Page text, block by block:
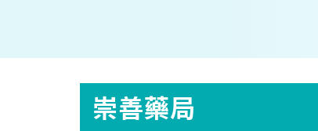
崇善藥局